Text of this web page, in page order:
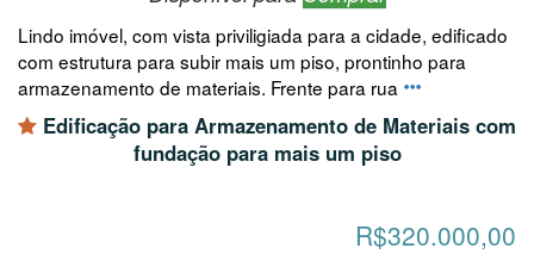
Lindo imóvel, com vista priviligiada para a cidade, edificado
com estrutura para subir mais um piso, prontinho para
armazenamento de materiais. Frente para rua
Edificação para Armazenamento de Materiais com
fundação para mais um piso
R$320.000,00